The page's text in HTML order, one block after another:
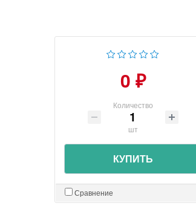
0 ₽
Количество
шт
КУПИТЬ
Сравнение